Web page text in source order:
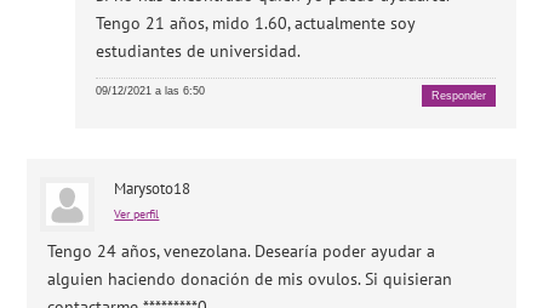
Tengo 21 años, mido 1.60, actualmente soy
estudiantes de universidad.
09/12/2021 a las 6:50 Responder
Marysoto18
Ver perfil
Tengo 24 años, venezolana. Desearía poder ayudar a
alguien haciendo donación de mis ovulos. Si quisieran